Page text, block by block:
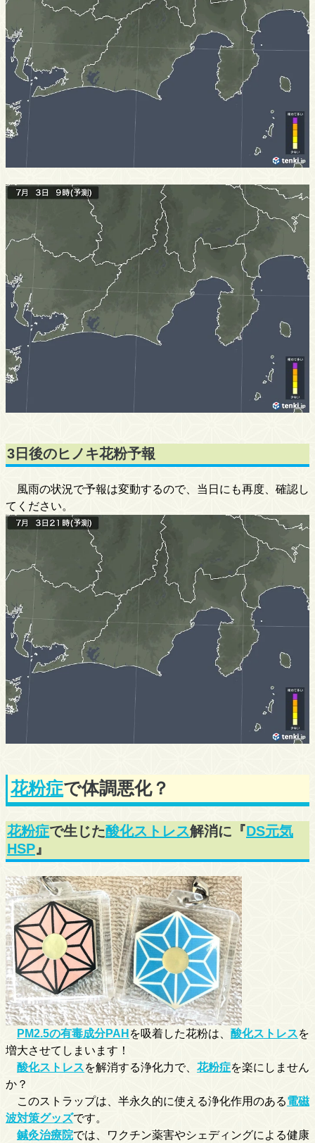
3日後のヒノキ花粉予報
風雨の状況で予報は変動するので、当日にも再度、確認し
てください。
花粉症で体調悪化？
花粉症で生じた酸化ストレス解消に『DS元気
HSP』
PM2.5の有毒成分PAH を吸着した花粉は、 酸化ストレスを
増大させてしまいます！
酸化ストレスを解消する浄化力で、 花粉症を楽にしません
か？
このストラップは、半永久的に使える浄化作用のある電磁
波対策グッズです。
鍼灸治療院では、ワクチン薬害やシェディングによる健康